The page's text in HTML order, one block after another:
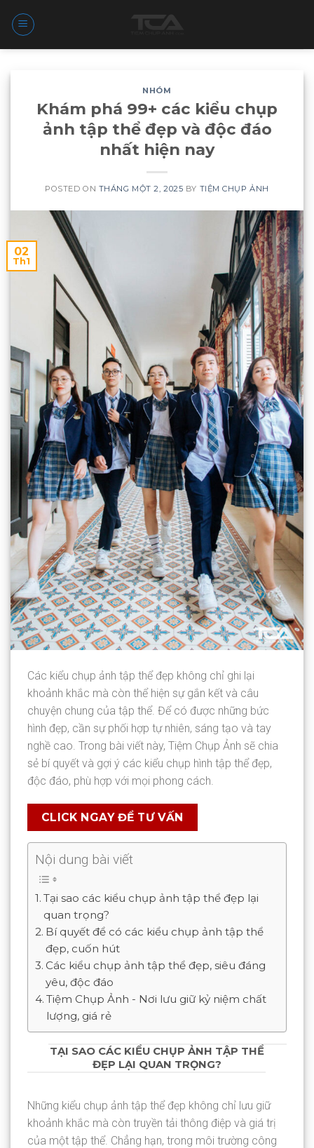
NHÓM
Khám phá 99+ các kiểu chụp
ảnh tập thể đẹp và độc đáo
nhất hiện nay
POSTED ON THÁNG MỘT 2, 2025 BY TIỆM CHỤP ẢNH
02
Th1
Các kiểu chụp ảnh tập thể đẹp không chỉ ghi lại
khoảnh khắc mà còn thể hiện sự gắn kết và câu
chuyện chung của tập thể. Để có được những bức
hình đẹp, cần sự phối hợp tự nhiên, sáng tạo và tay
nghề cao. Trong bài viết này, Tiệm Chụp Ảnh sẽ chia
sẻ bí quyết và gợi ý các kiểu chụp hình tập thể đẹp,
độc đáo, phù hợp với mọi phong cách.
CLICK NGAY ĐỂ TƯ VẤN
Nội dung bài viết
Tại sao các kiểu chụp ảnh tập thể đẹp lại
quan trọng?
Bí quyết để có các kiểu chụp ảnh tập thể
đẹp, cuốn hút
Các kiểu chụp ảnh tập thể đẹp, siêu đáng
yêu, độc đáo
Tiệm Chụp Ảnh - Nơi lưu giữ kỷ niệm chất
lượng, giá rẻ
TẠI SAO CÁC KIỂU CHỤP ẢNH TẬP THỂ
ĐẸP LẠI QUAN TRỌNG?
Những kiểu chụp ảnh tập thể đẹp không chỉ lưu giữ
khoảnh khắc mà còn truyền tải thông điệp và giá trị
của một tập thể. Chẳng hạn, trong môi trường công